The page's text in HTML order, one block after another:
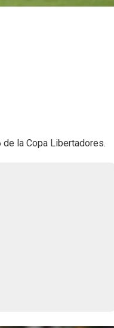
la Copa Libertadores.